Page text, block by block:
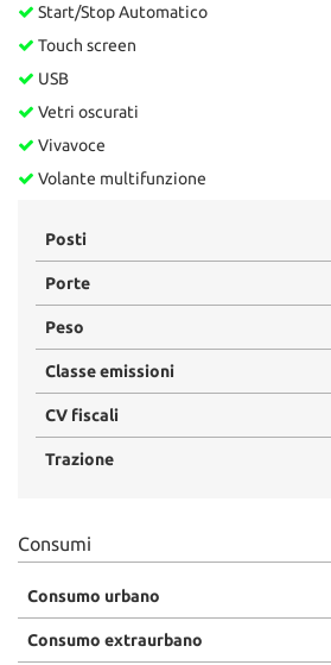
Start/Stop Automatico
Touch screen
USB
Vetri oscurati
Vivavoce
Volante multifunzione
Posti
Porte
Peso
Classe emissioni
CV fiscali
Trazione
Consumi
Consumo urbano
Consumo extraurbano